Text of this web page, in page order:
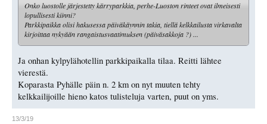
Onko luostolle järjestetty kärryparkkia, perhe-Luoston rinteet ovat ilmeisesti
lopullisesti kiinni?
Parkkipaikka olisi hakusessa päiväkäynnin takia, tiellä kelkkailusta virkavalta
kirjoittaa nykyään rangaistusvaatimuksen (päiväsakkoja ?) ...
Ja onhan kylpylähotellin parkkipaikalla tilaa. Reitti lähtee
vierestä.
Koparasta Pyhälle päin n. 2 km on nyt muuten tehty
kelkkailijoille hieno katos tulisteluja varten, puut on yms.
13/3/19